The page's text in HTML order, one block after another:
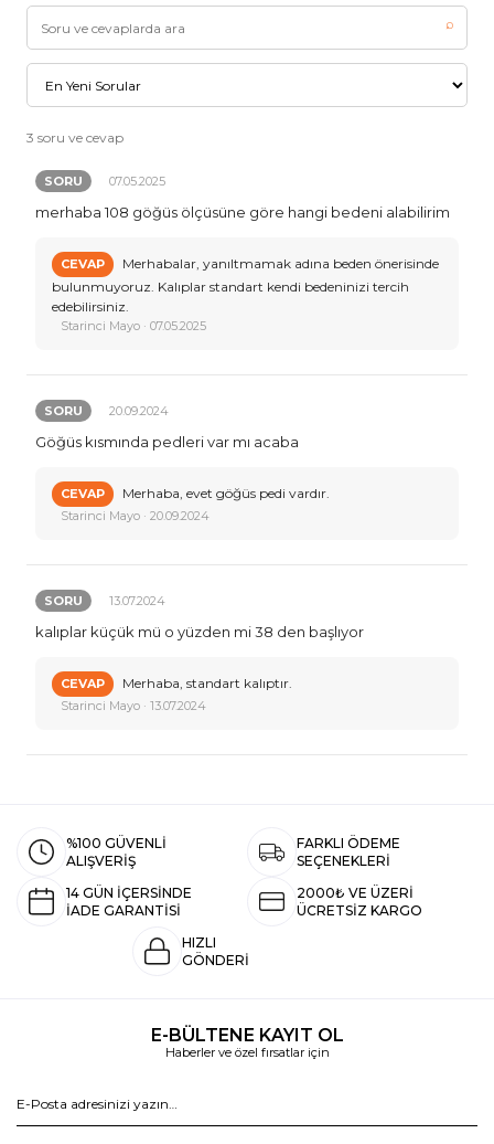
⌕
3 soru ve cevap
SORU 07.05.2025
merhaba 108 göğüs ölçüsüne göre hangi bedeni alabilirim
CEVAP
Merhabalar, yanıltmamak adına beden önerisinde
bulunmuyoruz. Kalıplar standart kendi bedeninizi tercih
edebilirsiniz.
Starinci Mayo · 07.05.2025
SORU 20.09.2024
Göğüs kısmında pedleri var mı acaba
CEVAP Merhaba, evet göğüs pedi vardır.
Starinci Mayo · 20.09.2024
SORU 13.07.2024
kalıplar küçük mü o yüzden mi 38 den başlıyor
CEVAP Merhaba, standart kalıptır.
Starinci Mayo · 13.07.2024
%100 GÜVENLİ
ALIŞVERİŞ
FARKLI ÖDEME
SEÇENEKLERİ
14 GÜN İÇERSİNDE
İADE GARANTİSİ
2000₺ VE ÜZERİ
ÜCRETSİZ KARGO
HIZLI
GÖNDERİ
E-BÜLTENE KAYIT OL
Haberler ve özel fırsatlar için